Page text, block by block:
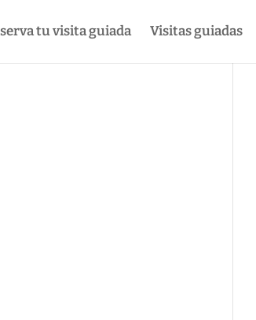
tu visita guiada Visitas guiadas